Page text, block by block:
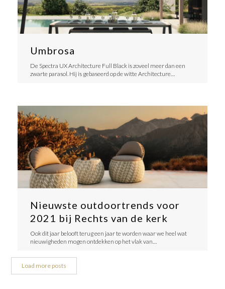
Umbrosa
De Spectra UX Architecture Full Black is zoveel meer dan een
zwarte parasol. Hij is gebaseerd op de witte Architecture…
Nieuwste outdoortrends voor
2021 bij Rechts van de kerk
Ook dit jaar belooft terug een jaar te worden waar we heel wat
nieuwigheden mogen ontdekken op het vlak van…
Load more posts